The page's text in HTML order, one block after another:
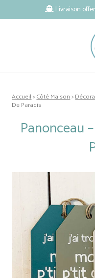
Livraison
Accueil>Côté Maison>
De Paradis
Panonceau